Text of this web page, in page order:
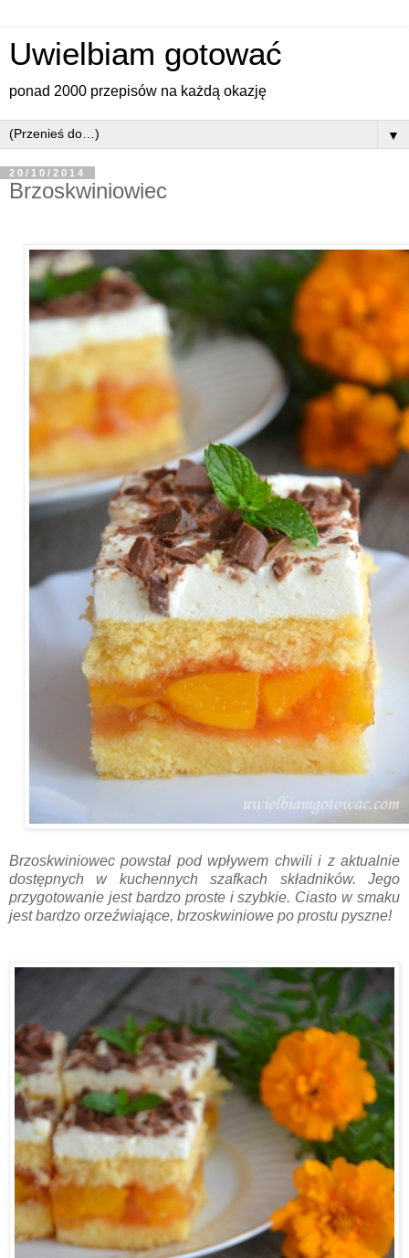
Uwielbiam gotować
ponad 2000 przepisów na każdą okazję
▼
20/10/2014
Brzoskwiniowiec
Brzoskwiniowec powstał pod wpływem chwili i z aktualnie
dostępnych w kuchennych szafkach składników. Jego
przygotowanie jest bardzo proste i szybkie. Ciasto w smaku
jest bardzo orzeźwiające, brzoskwiniowe po prostu pyszne!